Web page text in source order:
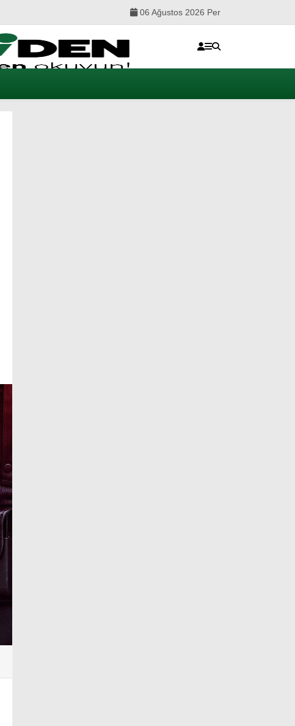
06 Ağustos 2026 Per